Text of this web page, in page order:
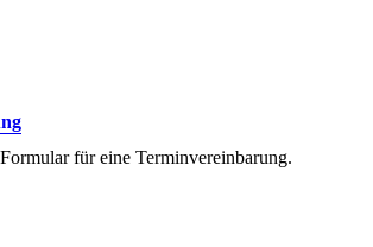
für eine Terminvereinbarung.